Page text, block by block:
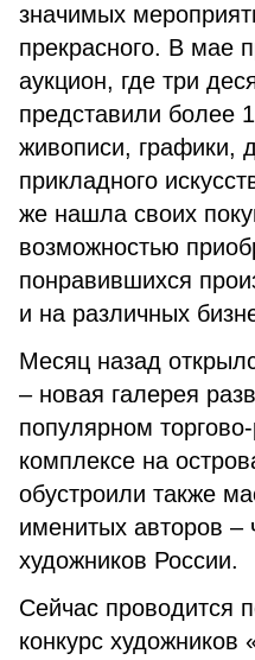
значимых
прекрасного. В мае
аукцион, где три
представили более
живописи, графики,
прикладного
же нашла своих
возможностью
понравившихся
и на различных
Месяц назад
– новая галерея
популярном
комплексе на
обустроили также
именитых авторов –
художников России.
Сейчас проводится
конкурс художников